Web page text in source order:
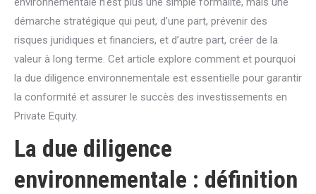
démarche stratégique qui peut, d’une part, prévenir des
risques juridiques et financiers, et d’autre part, créer de la
valeur à long terme. Cet article explore comment et pourquoi
la due diligence environnementale est essentielle pour garantir
la conformité et assurer le succès des investissements en
Private Equity.
La due diligence
environnementale : définition